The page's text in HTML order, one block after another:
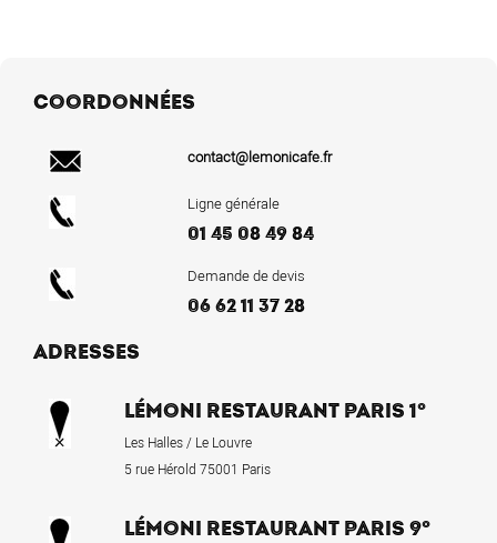
COORDONNÉES
contact@lemonicafe.fr
Ligne générale
01 45 08 49 84
Demande de devis
06 62 11 37 28
ADRESSES
LÉMONI RESTAURANT PARIS 1°
Les Halles / Le Louvre
5 rue Hérold 75001 Paris
LÉMONI RESTAURANT PARIS 9°